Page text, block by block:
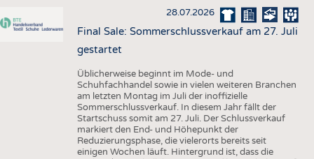
28.07.2026
Final Sale: Sommerschlussverkauf am 27. Juli
gestartet
Üblicherweise beginnt im Mode- und
Schuhfachhandel sowie in vielen weiteren Branchen
am letzten Montag im Juli der inoffizielle
Sommerschlussverkauf. In diesem Jahr fällt der
Startschuss somit am 27. Juli. Der Schlussverkauf
markiert den End- und Höhepunkt der
Reduzierungsphase, die vielerorts bereits seit
einigen Wochen läuft. Hintergrund ist, dass die